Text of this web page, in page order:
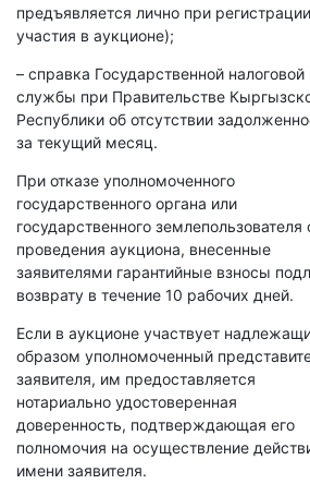
предъявляется лично при
участия в аукционе);
– справка Государственной налоговой
службы при Правительстве
Республики об отсутствии
за текущий месяц.
При отказе уполномоченного
государственного органа или
государственного землепользователя
проведения аукциона, внесенные
заявителями гарантийные взносы
возврату в течение 10 рабочих дней.
Если в аукционе участвует
образом уполномоченный
заявителя, им предоставляется
нотариально удостоверенная
доверенность, подтверждающая его
полномочия на осуществление
имени заявителя.